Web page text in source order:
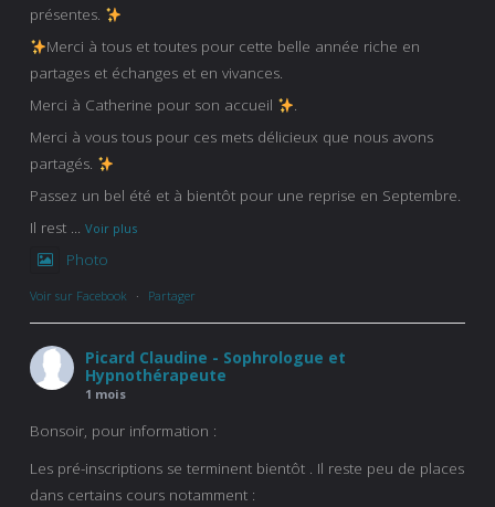
présentes.
Merci à tous et toutes pour cette belle année riche en
partages et échanges et en vivances.
Merci à Catherine pour son accueil
.
Merci à vous tous pour ces mets délicieux que nous avons
partagés.
Passez un bel été et à bientôt pour une reprise en Septembre.
Il rest ... Voir plus
Photo
Voir sur Facebook · Partager
Picard Claudine - Sophrologue et
Hypnothérapeute
1 mois
Bonsoir, pour information :
Les pré-inscriptions se terminent bientôt . Il reste peu de places
dans certains cours notamment :